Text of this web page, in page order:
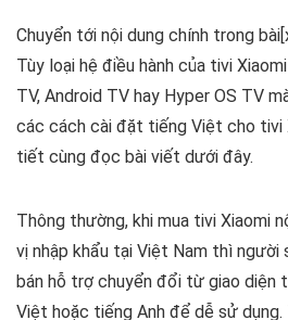
Chuyển tới nội dung chính trong bài
Tùy loại hệ điều hành của tivi
TV, Android TV hay Hyper OS TV
các cách cài đặt tiếng Việt cho tivi
tiết cùng đọc bài viết dưới đây.
Thông thường, khi mua tivi Xiaomi
vị nhập khẩu tại Việt Nam thì người
bán hỗ trợ chuyển đổi từ giao diện
Việt hoặc tiếng Anh để dễ sử dụng.